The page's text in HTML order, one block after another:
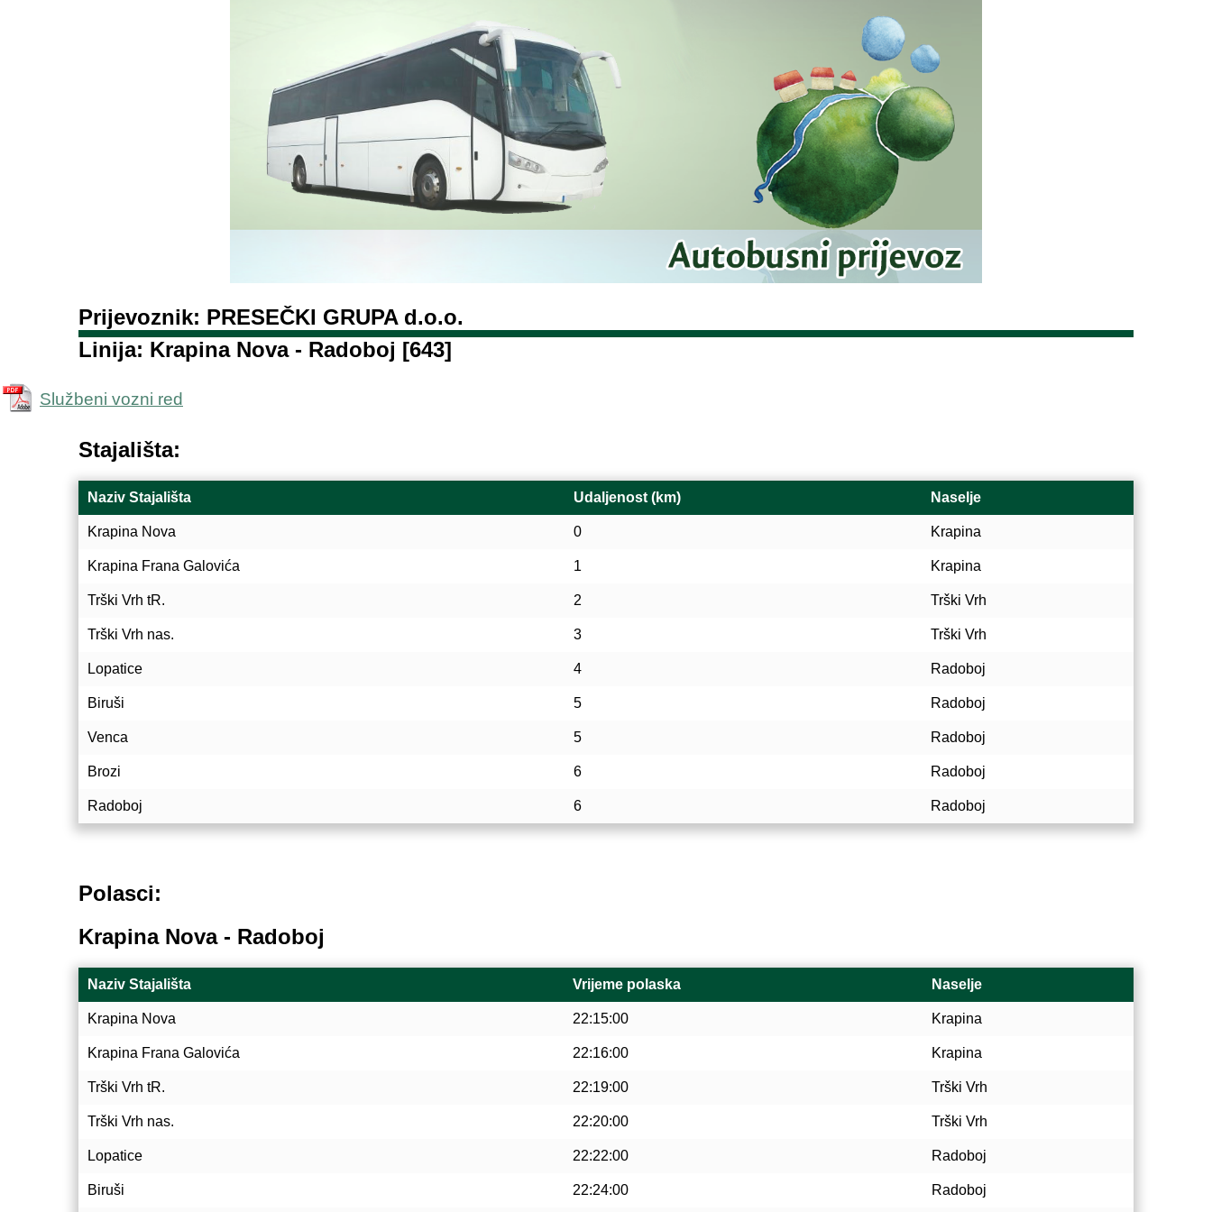
Prijevoznik: PRESEČKI GRUPA d.o.o.
Linija: Krapina Nova - Radoboj [643]
Službeni vozni red
Stajališta:
Naziv Stajališta Udaljenost (km) Naselje
Krapina Nova 0 Krapina
Krapina Frana Galovića 1 Krapina
Trški Vrh tR. 2 Trški Vrh
Trški Vrh nas. 3 Trški Vrh
Lopatice 4 Radoboj
Biruši 5 Radoboj
Venca 5 Radoboj
Brozi 6 Radoboj
Radoboj 6 Radoboj
Polasci:
Krapina Nova - Radoboj
Naziv Stajališta Vrijeme polaska Naselje
Krapina Nova 22:15:00 Krapina
Krapina Frana Galovića 22:16:00 Krapina
Trški Vrh tR. 22:19:00 Trški Vrh
Trški Vrh nas. 22:20:00 Trški Vrh
Lopatice 22:22:00 Radoboj
Biruši 22:24:00 Radoboj